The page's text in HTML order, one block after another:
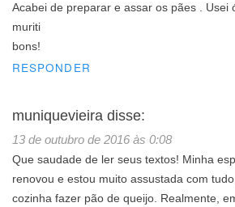
Acabei de preparar e assar os pães . Usei
muriti
bons!
RESPONDER
muniquevieira disse:
13 de outubro de 2016 às 0:08
Que saudade de ler seus textos! Minha
renovou e estou muito assustada com
cozinha fazer pão de queijo. Realmente,